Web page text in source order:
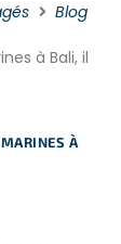
Blog
à Bali, il
MARINES À